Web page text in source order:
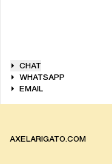
CHAT
WHATSAPP
EMAIL
AXELARIGATO.COM